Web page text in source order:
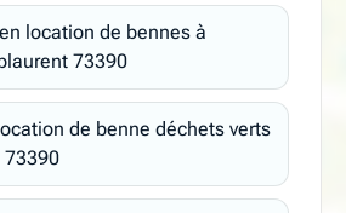
location de bennes à
73390
de benne déchets verts
73390